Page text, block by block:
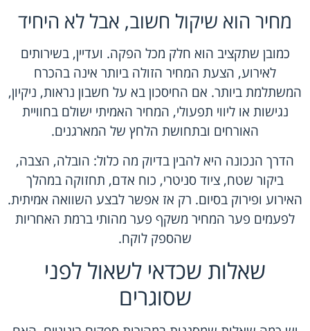
מחיר הוא שיקול חשוב, אבל לא היחיד
כמובן שתקציב הוא חלק מכל הפקה. ועדיין, בשירותים
לאירוע, הצעת המחיר הזולה ביותר אינה בהכרח
המשתלמת ביותר. אם החיסכון בא על חשבון נראות, ניקיון,
נגישות או ליווי תפעולי, המחיר האמיתי ישולם בחוויית
האורחים ובתחושת הלחץ של המארגנים.
הדרך הנכונה היא להבין בדיוק מה כלול: הובלה, הצבה,
ביקור שטח, ציוד סניטרי, כוח אדם, תחזוקה במהלך
האירוע ופירוק בסיום. רק אז אפשר לבצע השוואה אמיתית.
לפעמים פער המחיר משקף פער מהותי ברמת האחריות
שהספק לוקח.
שאלות שכדאי לשאול לפני
שסוגרים